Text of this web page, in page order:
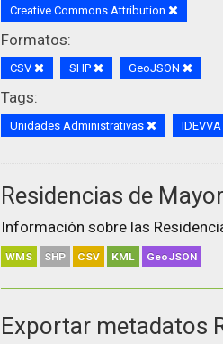
Creative Commons Attribution
Formatos:
CSV SHP GeoJSON
Tags:
Unidades Administrativas IDEVVA
Residencias de
Información sobre las
WMS SHP CSV KML GeoJSON
Exportar metadatos